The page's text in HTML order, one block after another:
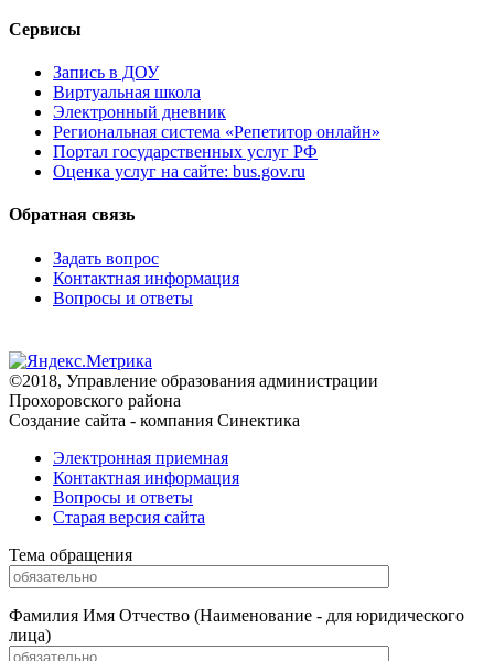
Сервисы
Запись в ДОУ
Виртуальная школа
Электронный дневник
Региональная система «Репетитор онлайн»
Портал государственных услуг РФ
Оценка услуг на сайте: bus.gov.ru
Обратная связь
Задать вопрос
Контактная информация
Вопросы и ответы
©2018, Управление образования администрации
Прохоровского района
Создание сайта - компания Синектика
Электронная приемная
Контактная информация
Вопросы и ответы
Старая версия сайта
Тема обращения
Фамилия Имя Отчество (Наименование - для юридического
лица)